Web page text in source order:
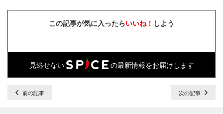
この記事が気に入ったらいいね！ しよう
見逃せない の最新情報をお届けします
前の記事 次の記事